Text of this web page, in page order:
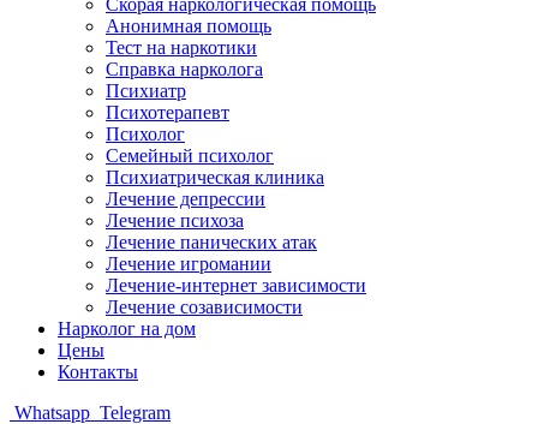
Скорая наркологическая помощь
Анонимная помощь
Тест на наркотики
Справка нарколога
Психиатр
Психотерапевт
Психолог
Семейный психолог
Психиатрическая клиника
Лечение депрессии
Лечение психоза
Лечение панических атак
Лечение игромании
Лечение-интернет зависимости
Лечение созависимости
Нарколог на дом
Цены
Контакты
Whatsapp Telegram